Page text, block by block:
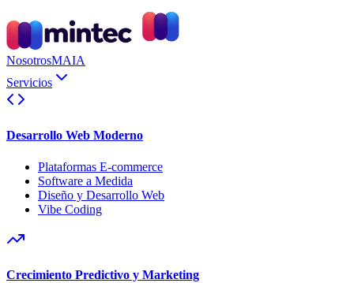
NosotrosMAIA
Servicios
Desarrollo Web Moderno
Plataformas E-commerce
Software a Medida
Diseño y Desarrollo Web
Vibe Coding
Crecimiento Predictivo y Marketing